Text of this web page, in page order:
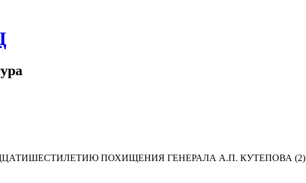
ПОХИЩЕНИЯ ГЕНЕРАЛА А.П. КУТЕПОВА (2)